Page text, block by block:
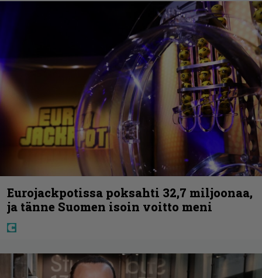
Eurojackpotissa poksahti 32,7 miljoonaa,
ja tänne Suomen isoin voitto meni